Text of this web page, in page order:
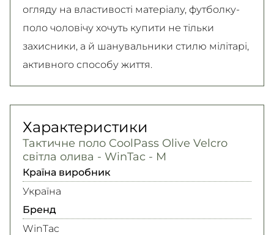
огляду на властивості матеріалу, футболку-
поло чоловічу хочуть купити не тільки
захисники, а й шанувальники стилю мілітарі,
активного способу життя.
Характеристики
Тактичне поло CoolPass Olive Velcro
світла олива - WinTac - M
Країна виробник
Україна
Бренд
WinTac